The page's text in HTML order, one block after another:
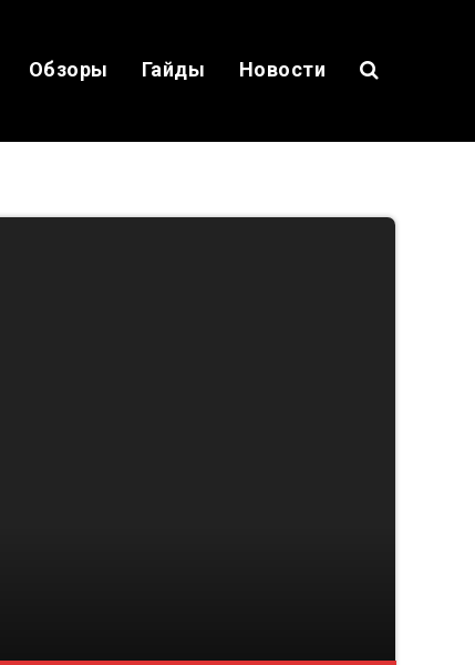
Обзоры Гайды Новости